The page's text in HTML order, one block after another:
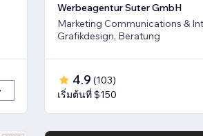
Werbeagentur Suter GmbH
Marketing Communications &
Grafikdesign, Beratung
4.9 (103)
เริ่มต้นที่ $150